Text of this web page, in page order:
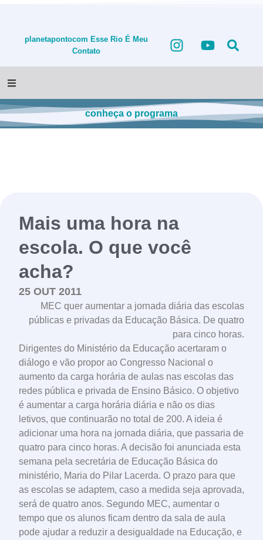
planetapontocom Esse Rio É Meu
Contato
conheça o programa
Mais uma hora na
escola. O que você
acha?
25 OUT 2011
MEC quer aumentar a jornada diária das escolas
públicas e privadas da Educação Básica. De quatro
para cinco horas.
Dirigentes do Ministério da Educação acertaram o
diálogo e vão propor ao Congresso Nacional o
aumento da carga horária de aulas nas escolas das
redes pública e privada de Ensino Básico. O objetivo
é aumentar a carga horária diária e não os dias
letivos, que continuarão no total de 200. A ideia é
adicionar uma hora na jornada diária, que passaria de
quatro para cinco horas. A decisão foi anunciada esta
semana pela secretária de Educação Básica do
ministério, Maria do Pilar Lacerda. O prazo para que
as escolas se adaptem, caso a medida seja aprovada,
será de quatro anos. Segundo MEC, aumentar o
tempo que os alunos ficam dentro da sala de aula
pode ajudar a reduzir a desigualdade na Educação, e